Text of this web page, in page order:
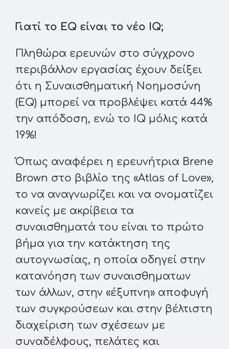
Γιατί το EQ είναι το νέο IQ;
Πληθώρα ερευνών στο σύγχρονο
περιβάλλον εργασίας έχουν δείξει
ότι η Συναισθηματική Νοημοσύνη
(EQ) μπορεί να προβλέψει κατά 44%
την απόδοση, ενώ το IQ μόλις κατά
19%!
Όπως αναφέρει η ερευνήτρια Brene
Brown στο βιβλίο της «Atlas of Love»,
το να αναγνωρίζει και να ονοματίζει
κανείς με ακρίβεια τα
συναισθηματά του είναι το πρώτο
βήμα για την κατάκτηση της
αυτογνωσίας, η οποία οδηγεί στην
κατανόηση των συναισθηματων
των άλλων, στην «έξυπνη» αποφυγή
των συγκρούσεων και στην βέλτιστη
διαχείριση των σχέσεων με
συναδέλφους, πελάτες και